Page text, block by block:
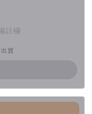
少掩埋區的1kg固體廢
可繼續重覆使用重填洗
循環再造！
註欄
貨